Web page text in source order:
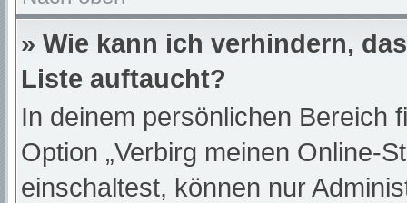
» Wie kann ich verhindern,
Liste auftaucht?
In deinem persönlichen Bereich
Option „Verbirg meinen Online-
einschaltest, können nur